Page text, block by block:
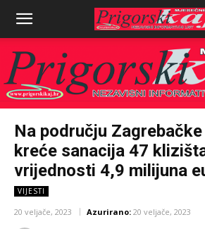
Na području
kreće sanacija 47
vrijednosti 4,9 milijuna
VIJESTI
20 veljače, 2023 Azurirano: 20 veljače, 2023